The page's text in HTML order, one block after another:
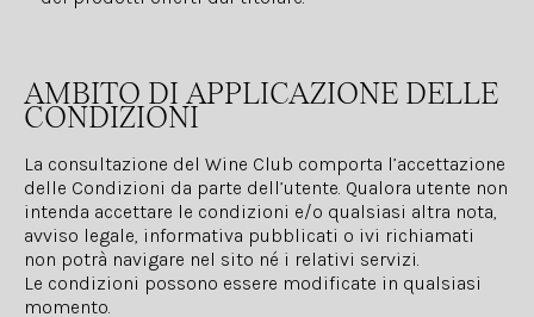
AMBITO DI APPLICAZIONE DELLE
CONDIZIONI
La consultazione del Wine Club comporta l’accettazione
delle Condizioni da parte dell’utente. Qualora utente non
intenda accettare le condizioni e/o qualsiasi altra nota,
avviso legale, informativa pubblicati o ivi richiamati
non potrà navigare nel sito né i relativi servizi.
Le condizioni possono essere modificate in qualsiasi
momento.